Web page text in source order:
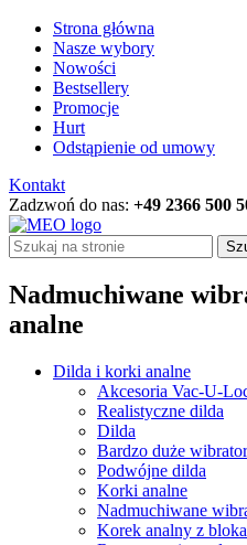
Strona główna
Nasze wybory
Nowości
Bestsellery
Promocje
Hurt
Odstąpienie od umowy
Kontakt
Zadzwoń do nas: +49 2366 500
Nadmuchiwane
analne
Dilda i korki analne
Akcesoria Vac-U-
Realistyczne dilda
Dilda
Bardzo duże
Podwójne dilda
Korki analne
Nadmuchiwane
Korek analny z